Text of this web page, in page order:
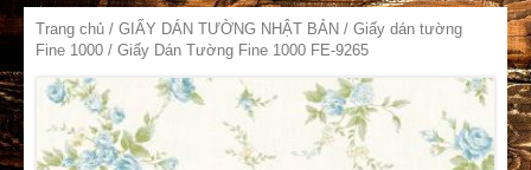
Trang chủ / GIẤY DÁN TƯỜNG NHẬT BẢN / Giấy dán tường
Fine 1000 / Giấy Dán Tường Fine 1000 FE-9265